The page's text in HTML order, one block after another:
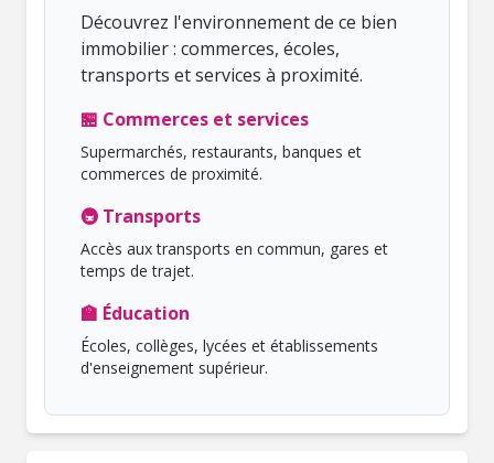
Découvrez l'environnement de ce bien
immobilier : commerces, écoles,
transports et services à proximité.
🏪 Commerces et services
Supermarchés, restaurants, banques et
commerces de proximité.
🚇 Transports
Accès aux transports en commun, gares et
temps de trajet.
🏫 Éducation
Écoles, collèges, lycées et établissements
d'enseignement supérieur.